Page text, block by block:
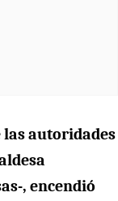
las autoridades
, encendió